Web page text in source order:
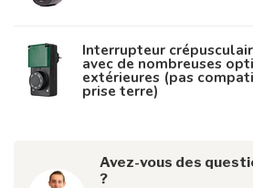
Interrupteur
avec de nombreuses
extérieures (pas
prise terre)
Avez-vous des
?